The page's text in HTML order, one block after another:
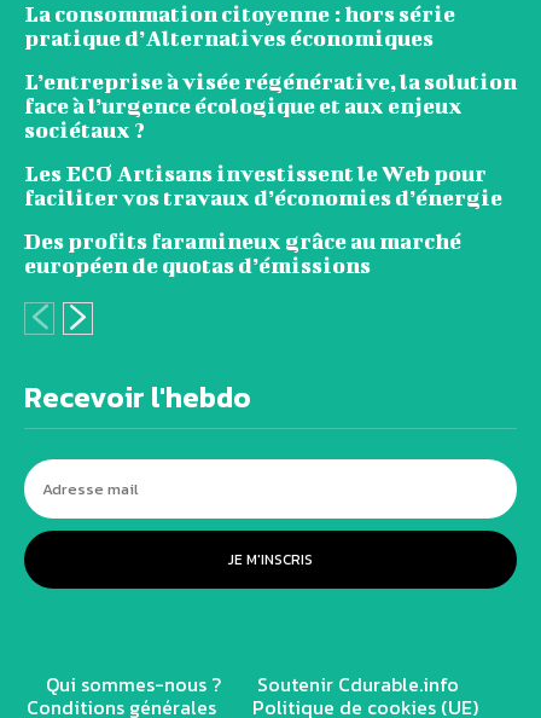
La consommation citoyenne : hors série
pratique d’Alternatives économiques
L’entreprise à visée régénérative, la solution
face à l’urgence écologique et aux enjeux
sociétaux ?
Les ECO Artisans investissent le Web pour
faciliter vos travaux d’économies d’énergie
Des profits faramineux grâce au marché
européen de quotas d’émissions
Recevoir l'hebdo
JE M'INSCRIS
Qui sommes-nous ? Soutenir Cdurable.info
Conditions générales Politique de cookies (UE)